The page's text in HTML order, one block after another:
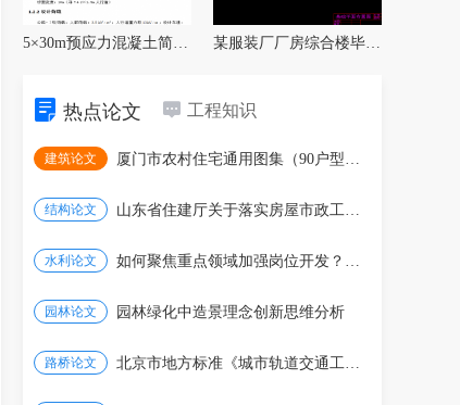
5×30m预应力混凝土简支箱型梁桥毕业设计（ 某服装厂厂房综合楼毕业设计（含图纸、计算
热点论文 工程知识
建筑论文 厦门市农村住宅通用图集（90户型汇编2022年版）
结构论文 山东省住建厅关于落实房屋市政工程建设单位安全生
水利论文 如何聚焦重点领域加强岗位开发？一图看懂
园林论文 园林绿化中造景理念创新思维分析
路桥论文 北京市地方标准《城市轨道交通工程设计标准》修订